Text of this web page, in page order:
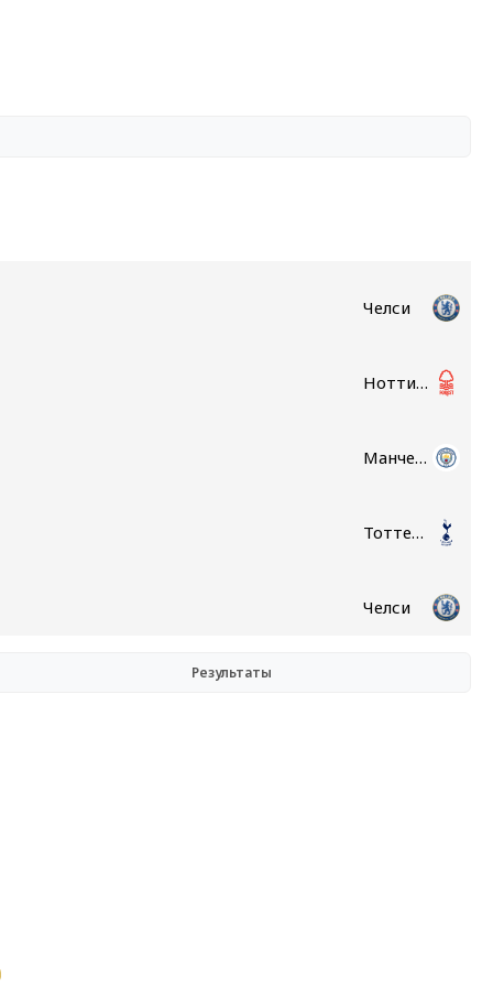
Челси
Ноттингем Форест
Манчестер Сити
Тоттенхэм
Челси
Результаты